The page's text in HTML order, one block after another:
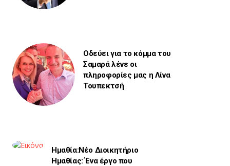
Οδεύει για το κόμμα του
Σαμαρά λένε οι
πληροφορίες μας η Λίνα
Τουπεκτσή
Ημαθία:Νέο Διοικητήριο
Ημαθίας: Ένα έργο που